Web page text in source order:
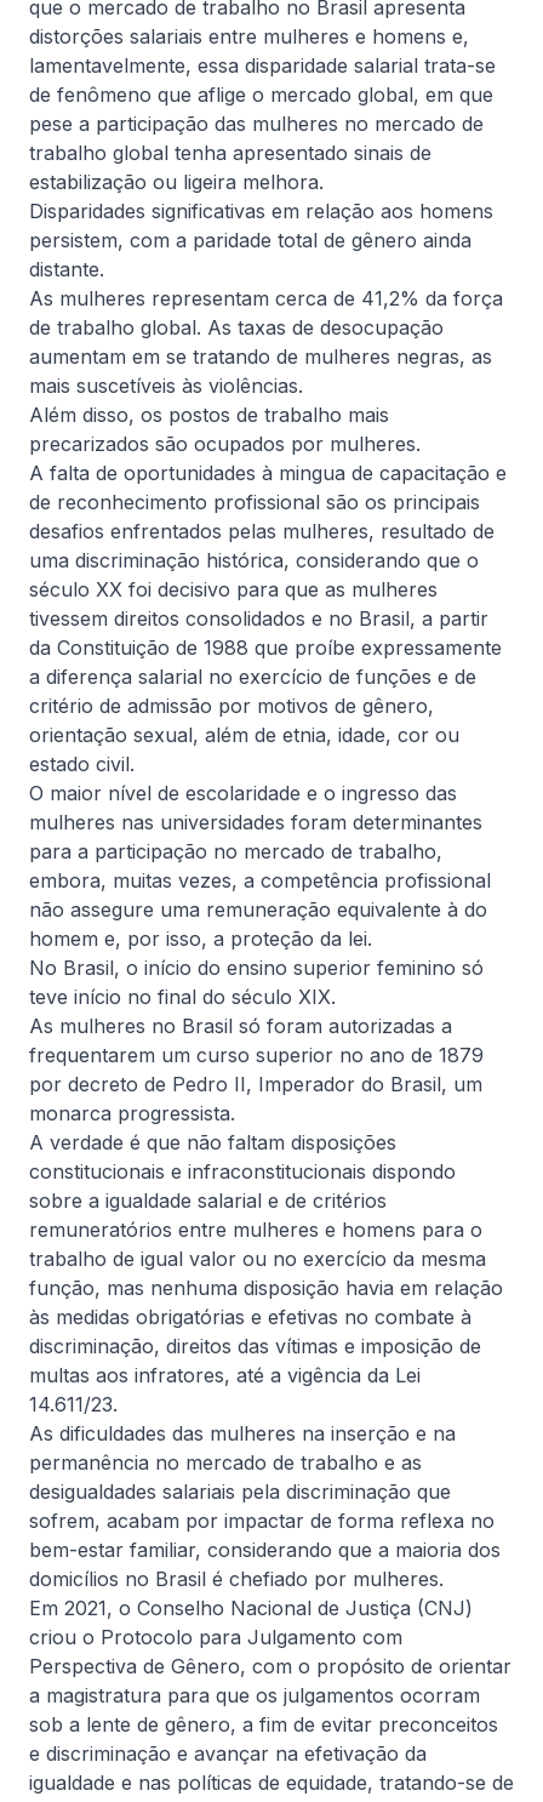
4 de agosto, 2026 De Natale Advogados
IBS e CBS passam a ser obrigatórios
nas notas fiscais eletrônicas a partir
de agosto
Primeiros efeitos operacionais da Reforma Tributária
sobre o consumo
Ler artigo completo
Informativa
4 de agosto, 2026 De Natale Advogados
O jurídico deixou de ser centro de
custo: como transformá-lo em
gerador de resultado para as
empresas
Cenário cada vez mais complexo, com reformas e
aumento da competitividade, exige que jurídicos se
modernizem constantemente e assumam papel
estratégico nos negócios
Ler artigo completo
Informativa
4 de agosto, 2026 De Natale Advogados
Impactos do IBS e da CBS nas
locações e holdings patrimoniais
Confira os principais impactos da Reforma Tributária
no mercado imobiliário
Ler artigo completo
Próximo
Com 25 anos de experiência, unimos profundidade técnica e
visão estratégica para estruturar soluções jurídicas seguras,
consistentes e alinhadas à gestão empresarial.
que o mercado de trabalho no Brasil apresenta
distorções salariais entre mulheres e homens e,
lamentavelmente, essa disparidade salarial trata-se
de fenômeno que aflige o mercado global, em que
pese a participação das mulheres no mercado de
trabalho global tenha apresentado sinais de
estabilização ou ligeira melhora.
Disparidades significativas em relação aos homens
persistem, com a paridade total de gênero ainda
distante.
As mulheres representam cerca de 41,2% da força
de trabalho global. As taxas de desocupação
aumentam em se tratando de mulheres negras, as
mais suscetíveis às violências.
Além disso, os postos de trabalho mais
precarizados são ocupados por mulheres.
A falta de oportunidades à mingua de capacitação e
de reconhecimento profissional são os principais
desafios enfrentados pelas mulheres, resultado de
uma discriminação histórica, considerando que o
século XX foi decisivo para que as mulheres
tivessem direitos consolidados e no Brasil, a partir
da Constituição de 1988 que proíbe expressamente
a diferença salarial no exercício de funções e de
critério de admissão por motivos de gênero,
orientação sexual, além de etnia, idade, cor ou
estado civil.
O maior nível de escolaridade e o ingresso das
mulheres nas universidades foram determinantes
para a participação no mercado de trabalho,
embora, muitas vezes, a competência profissional
não assegure uma remuneração equivalente à do
homem e, por isso, a proteção da lei.
No Brasil, o início do ensino superior feminino só
teve início no final do século XIX.
As mulheres no Brasil só foram autorizadas a
frequentarem um curso superior no ano de 1879
por decreto de Pedro II, Imperador do Brasil, um
monarca progressista.
A verdade é que não faltam disposições
constitucionais e infraconstitucionais dispondo
sobre a igualdade salarial e de critérios
remuneratórios entre mulheres e homens para o
trabalho de igual valor ou no exercício da mesma
função, mas nenhuma disposição havia em relação
às medidas obrigatórias e efetivas no combate à
discriminação, direitos das vítimas e imposição de
multas aos infratores, até a vigência da Lei
14.611/23.
As dificuldades das mulheres na inserção e na
permanência no mercado de trabalho e as
desigualdades salariais pela discriminação que
sofrem, acabam por impactar de forma reflexa no
bem-estar familiar, considerando que a maioria dos
domicílios no Brasil é chefiado por mulheres.
Em 2021, o Conselho Nacional de Justiça (CNJ)
criou o Protocolo para Julgamento com
Perspectiva de Gênero, com o propósito de orientar
a magistratura para que os julgamentos ocorram
sob a lente de gênero, a fim de evitar preconceitos
e discriminação e avançar na efetivação da
igualdade e nas políticas de equidade, tratando-se de